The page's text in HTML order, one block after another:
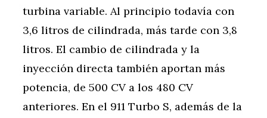
turbina variable. Al principio todavía con
3,6 litros de cilindrada, más tarde con 3,8
litros. El cambio de cilindrada y la
inyección directa también aportan más
potencia, de 500 CV a los 480 CV
anteriores. En el 911 Turbo S, además de la